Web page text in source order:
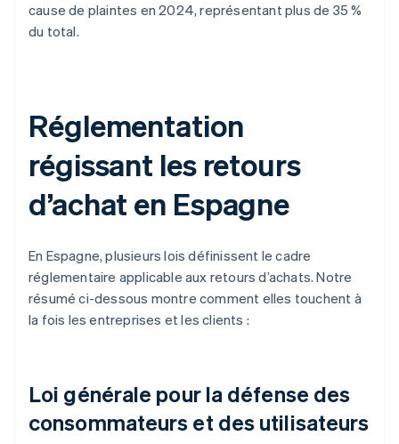
cause de plaintes en 2024, représentant plus de 35 %
du total.
Réglementation
régissant les retours
d’achat en Espagne
En Espagne, plusieurs lois définissent le cadre
réglementaire applicable aux retours d’achats. Notre
résumé ci-dessous montre comment elles touchent à
la fois les entreprises et les clients :
Loi générale pour la défense des
consommateurs et des utilisateurs